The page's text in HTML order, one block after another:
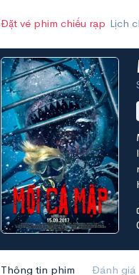
Đặt vé phim chiếu rạp Lịch
Thông tin phim Đánh giá